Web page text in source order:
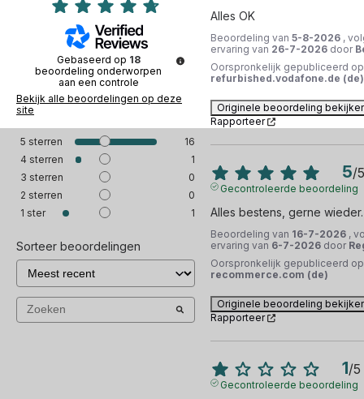
Gebaseerd op 18
beoordeling onderworpen
aan een controle
Bekijk alle beoordelingen op deze
site
5 sterren
16
4 sterren
1
3 sterren
0
2 sterren
0
1 ster 1
Sorteer beoordelingen
Alles OK
Beoordeling van 5-8-2026 ,
ervaring van 26-7-2026 door
Oorspronkelijk gepubliceerd op
refurbished.vodafone.de (de)
Originele beoordeling
Rapporteer
5/5
Gecontroleerde beoordeling
Alles bestens, gerne wieder.
Beoordeling van 16-7-2026 ,
ervaring van 6-7-2026 door
Oorspronkelijk gepubliceerd op
recommerce.com (de)
Originele beoordeling
Rapporteer
1/5
Gecontroleerde beoordeling